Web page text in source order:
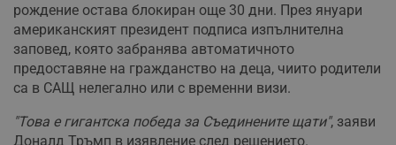
рождение остава блокиран още 30 дни. През януари
американският президент подписа изпълнителна
заповед, която забранява автоматичното
предоставяне на гражданство на деца, чиито родители
са в САЩ нелегално или с временни визи.
"Това е гигантска победа за Съединените щати", заяви
Доналд Тръмп в изявление след решението.